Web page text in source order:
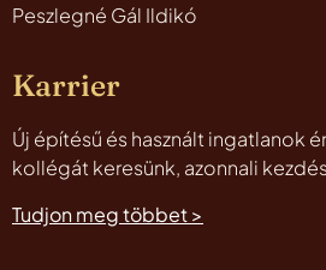
Peszlegné Gál Ildikó
Karrier
Új építésű és használt ingatlanok
kollégát keresünk, azonnali
Tudjon meg többet >